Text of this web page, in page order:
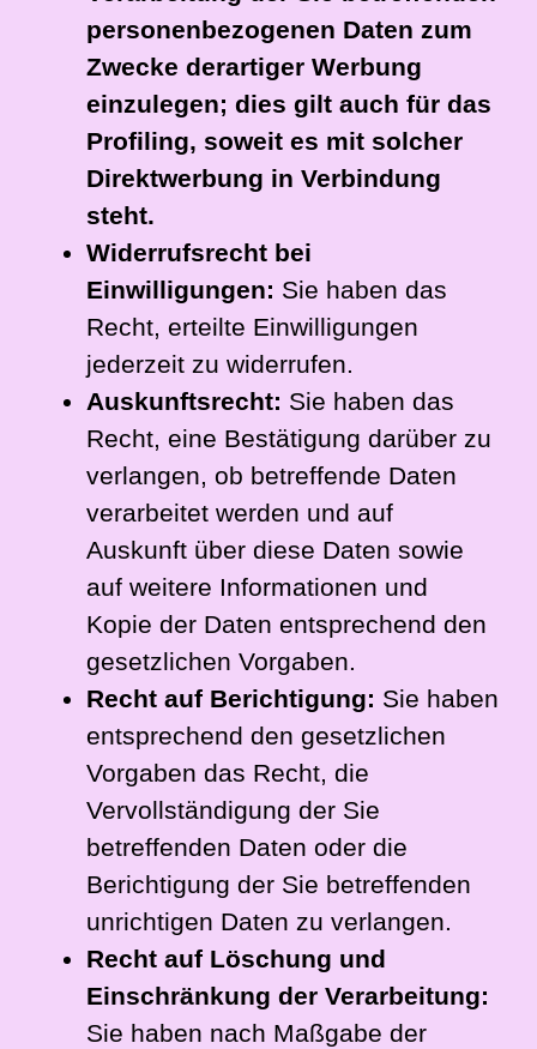
personenbezogenen Daten zum
Zwecke derartiger Werbung
einzulegen; dies gilt auch für das
Profiling, soweit es mit solcher
Direktwerbung in Verbindung
steht.
Widerrufsrecht bei
Einwilligungen: Sie haben das
Recht, erteilte Einwilligungen
jederzeit zu widerrufen.
Auskunftsrecht: Sie haben das
Recht, eine Bestätigung darüber zu
verlangen, ob betreffende Daten
verarbeitet werden und auf
Auskunft über diese Daten sowie
auf weitere Informationen und
Kopie der Daten entsprechend den
gesetzlichen Vorgaben.
Recht auf Berichtigung: Sie haben
entsprechend den gesetzlichen
Vorgaben das Recht, die
Vervollständigung der Sie
betreffenden Daten oder die
Berichtigung der Sie betreffenden
unrichtigen Daten zu verlangen.
Recht auf Löschung und
Einschränkung der Verarbeitung:
Sie haben nach Maßgabe der